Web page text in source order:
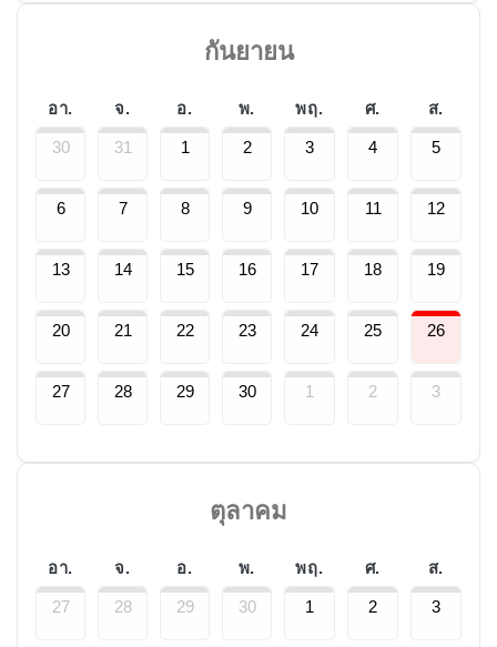
กันยายน
อา. จ. อ. พ. พฤ. ศ. ส.
30 31 1 2 3 4 5
6 7 8 9 10 11 12
13 14 15 16 17 18 19
20 21 22 23 24 25 26
27 28 29 30 1 2 3
ตุลาคม
อา. จ. อ. พ. พฤ. ศ. ส.
27 28 29 30 1 2 3